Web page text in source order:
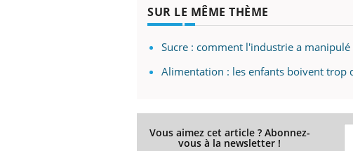
SUR LE MÊME THÈME
Sucre : comment l'industrie a manipulé
Alimentation : les enfants boivent trop
Vous aimez cet article ? Abonnez-
vous à la newsletter !